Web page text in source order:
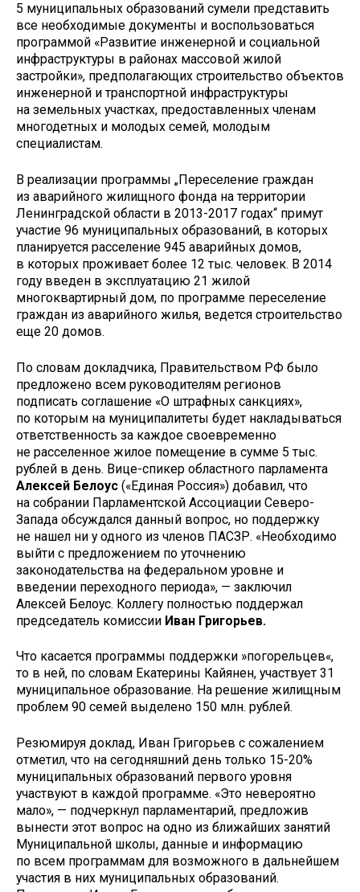
5 муниципальных образований сумели представить
все необходимые документы и воспользоваться
программой «Развитие инженерной и социальной
инфраструктуры в районах массовой жилой
застройки», предполагающих строительство объектов
инженерной и транспортной инфраструктуры
на земельных участках, предоставленных членам
многодетных и молодых семей, молодым
специалистам.
В реализации программы „Переселение граждан
из аварийного жилищного фонда на территории
Ленинградской области в 2013-2017 годах“ примут
участие 96 муниципальных образований, в которых
планируется расселение 945 аварийных домов,
в которых проживает более 12 тыс. человек. В 2014
году введен в эксплуатацию 21 жилой
многоквартирный дом, по программе переселение
граждан из аварийного жилья, ведется строительство
еще 20 домов.
По словам докладчика, Правительством РФ было
предложено всем руководителям регионов
подписать соглашение «О штрафных санкциях»,
по которым на муниципалитеты будет накладываться
ответственность за каждое своевременно
не расселенное жилое помещение в сумме 5 тыс.
рублей в день. Вице-спикер областного парламента
Алексей Белоус («Единая Россия») добавил, что
на собрании Парламентской Ассоциации Северо-
Запада обсуждался данный вопрос, но поддержку
не нашел ни у одного из членов ПАСЗР. «Необходимо
выйти с предложением по уточнению
законодательства на федеральном уровне и
введении переходного периода», — заключил
Алексей Белоус. Коллегу полностью поддержал
председатель комиссии Иван Григорьев.
Что касается программы поддержки »погорельцев«,
то в ней, по словам Екатерины Кайянен, участвует 31
муниципальное образование. На решение жилищным
проблем 90 семей выделено 150 млн. рублей.
Резюмируя доклад, Иван Григорьев с сожалением
отметил, что на сегодняшний день только 15-20%
муниципальных образований первого уровня
участвуют в каждой программе. «Это невероятно
мало», — подчеркнул парламентарий, предложив
вынести этот вопрос на одно из ближайших занятий
Муниципальной школы, данные и информацию
по всем программам для возможного в дальнейшем
участия в них муниципальных образований.